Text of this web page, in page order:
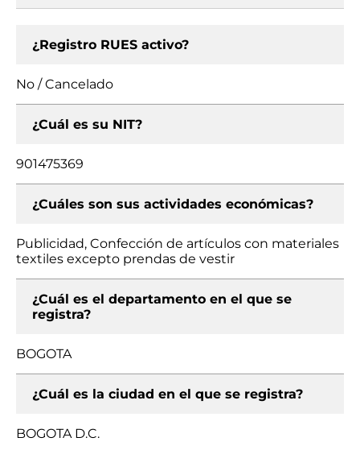
¿Registro RUES activo?
No / Cancelado
¿Cuál es su NIT?
901475369
¿Cuáles son sus actividades económicas?
Publicidad, Confección de artículos con materiales
textiles excepto prendas de vestir
¿Cuál es el departamento en el que se
registra?
BOGOTA
¿Cuál es la ciudad en el que se registra?
BOGOTA D.C.